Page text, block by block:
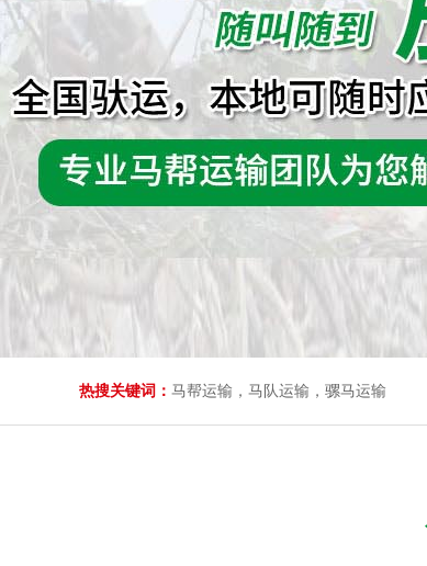
热搜关键词： 马帮运输，马队运输，骡马运输